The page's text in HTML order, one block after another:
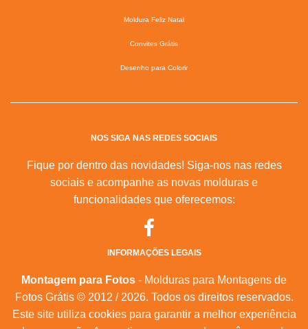
Moldura Feliz Natal
Convites Grátis
Desenho para Colorir
NOS SIGA NAS REDES SOCIAIS
Fique por dentro das novidades! Siga-nos nas redes
sociais e acompanhe as novas molduras e
funcionalidades que oferecemos:
INFORMAÇÕES LEGAIS
Montagem para Fotos - Molduras para Montagens de
Fotos Grátis © 2012 / 2026. Todos os direitos reservados.
Este site utiliza cookies para garantir a melhor experiência